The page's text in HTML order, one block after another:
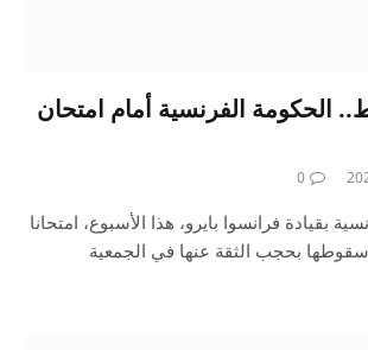
الحكومة الفرنسية أمام امتحان
0
بقيادة فرانسوا بايرو، هذا الأسبوع، امتحانا
بحجب الثقة عنها في الجمعية